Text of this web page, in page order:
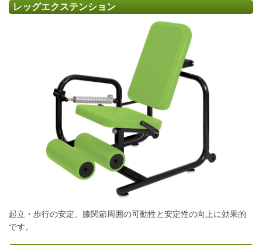
レッグエクステンション
起立・歩行の安定、膝関節周囲の可動性と安定性の向上に効果的
です。